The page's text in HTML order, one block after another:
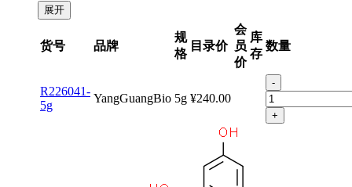
展开
货号 品牌
规
格
目录价
会
员
价
库
存
数量
R226041-
5g
YangGuangBio 5g ¥240.00
-
+